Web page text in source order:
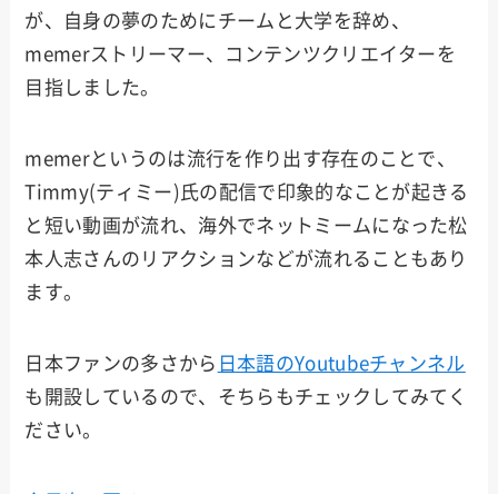
が、自身の夢のためにチームと大学を辞め、
memerストリーマー、コンテンツクリエイターを
目指しました。
memerというのは流行を作り出す存在のことで、
Timmy(ティミー)氏の配信で印象的なことが起きる
と短い動画が流れ、海外でネットミームになった松
本人志さんのリアクションなどが流れることもあり
ます。
日本ファンの多さから 日本語のYoutubeチャンネル
も開設しているので、そちらもチェックしてみてく
ださい。